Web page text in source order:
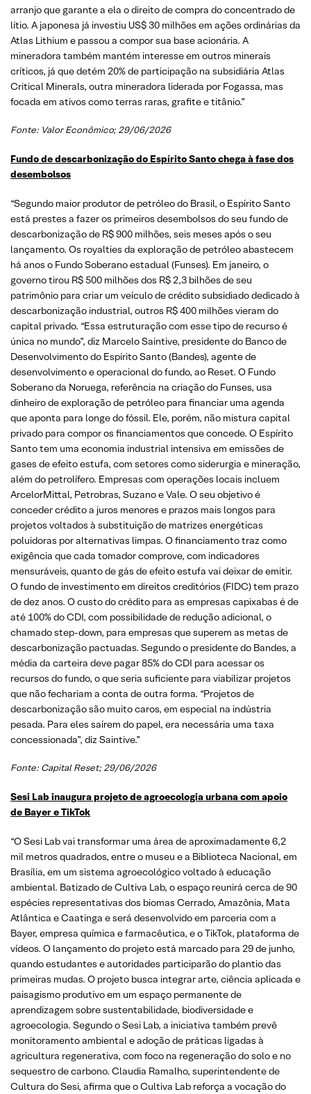
arranjo que garante a ela o direito de compra do concentrado de
lítio. A japonesa já investiu US$ 30 milhões em ações ordinárias da
Atlas Lithium e passou a compor sua base acionária. A
mineradora também mantém interesse em outros minerais
críticos, já que detém 20% de participação na subsidiária Atlas
Critical Minerals, outra mineradora liderada por Fogassa, mas
focada em ativos como terras raras, grafite e titânio.”
Fonte: Valor Econômico; 29/06/2026
Fundo de descarbonização do Espírito Santo chega à fase dos
desembolsos
“Segundo maior produtor de petróleo do Brasil, o Espírito Santo
está prestes a fazer os primeiros desembolsos do seu fundo de
descarbonização de R$ 900 milhões, seis meses após o seu
lançamento. Os royalties da exploração de petróleo abastecem
há anos o Fundo Soberano estadual (Funses). Em janeiro, o
governo tirou R$ 500 milhões dos R$ 2,3 bilhões de seu
patrimônio para criar um veículo de crédito subsidiado dedicado à
descarbonização industrial, outros R$ 400 milhões vieram do
capital privado. “Essa estruturação com esse tipo de recurso é
única no mundo”, diz Marcelo Saintive, presidente do Banco de
Desenvolvimento do Espírito Santo (Bandes), agente de
desenvolvimento e operacional do fundo, ao Reset. O Fundo
Soberano da Noruega, referência na criação do Funses, usa
dinheiro de exploração de petróleo para financiar uma agenda
que aponta para longe do fóssil. Ele, porém, não mistura capital
privado para compor os financiamentos que concede. O Espírito
Santo tem uma economia industrial intensiva em emissões de
gases de efeito estufa, com setores como siderurgia e mineração,
além do petrolífero. Empresas com operações locais incluem
ArcelorMittal, Petrobras, Suzano e Vale. O seu objetivo é
conceder crédito a juros menores e prazos mais longos para
projetos voltados à substituição de matrizes energéticas
poluidoras por alternativas limpas. O financiamento traz como
exigência que cada tomador comprove, com indicadores
mensuráveis, quanto de gás de efeito estufa vai deixar de emitir.
O fundo de investimento em direitos creditórios (FIDC) tem prazo
de dez anos. O custo do crédito para as empresas capixabas é de
até 100% do CDI, com possibilidade de redução adicional, o
chamado step-down, para empresas que superem as metas de
descarbonização pactuadas. Segundo o presidente do Bandes, a
média da carteira deve pagar 85% do CDI para acessar os
recursos do fundo, o que seria suficiente para viabilizar projetos
que não fechariam a conta de outra forma. “Projetos de
descarbonização são muito caros, em especial na indústria
pesada. Para eles saírem do papel, era necessária uma taxa
concessionada”, diz Saintive.”
Fonte: Capital Reset; 29/06/2026
Sesi Lab inaugura projeto de agroecologia urbana com apoio
de Bayer e TikTok
“O Sesi Lab vai transformar uma área de aproximadamente 6,2
mil metros quadrados, entre o museu e a Biblioteca Nacional, em
Brasília, em um sistema agroecológico voltado à educação
ambiental. Batizado de Cultiva Lab, o espaço reunirá cerca de 90
espécies representativas dos biomas Cerrado, Amazônia, Mata
Atlântica e Caatinga e será desenvolvido em parceria com a
Bayer, empresa química e farmacêutica, e o TikTok, plataforma de
vídeos. O lançamento do projeto está marcado para 29 de junho,
quando estudantes e autoridades participarão do plantio das
primeiras mudas. O projeto busca integrar arte, ciência aplicada e
paisagismo produtivo em um espaço permanente de
aprendizagem sobre sustentabilidade, biodiversidade e
agroecologia. Segundo o Sesi Lab, a iniciativa também prevê
monitoramento ambiental e adoção de práticas ligadas à
agricultura regenerativa, com foco na regeneração do solo e no
sequestro de carbono. Claudia Ramalho, superintendente de
Cultura do Sesi, afirma que o Cultiva Lab reforça a vocação do